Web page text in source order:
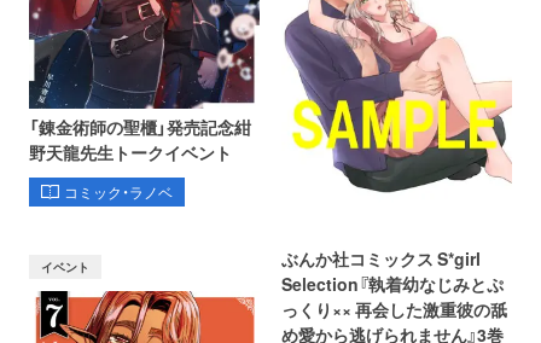
「錬金術師の聖櫃」発売記念紺
野天龍先生トークイベント
コミック・ラノベ
ぶんか社コミックス S*girl
Selection『執着幼なじみとぷ
っくり×× 再会した激重彼の舐
め愛から逃げられません』3巻
イベント